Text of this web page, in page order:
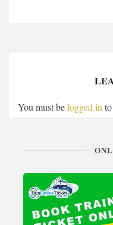
You must belogged in